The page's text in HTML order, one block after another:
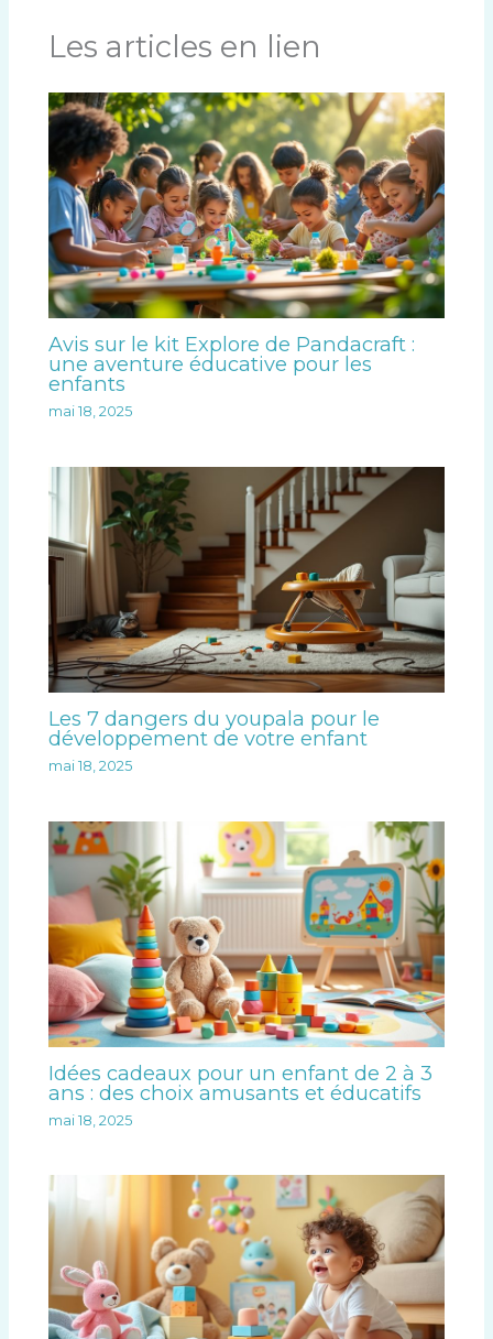
Les articles en lien
Avis sur le kit Explore de Pandacraft :
une aventure éducative pour les
enfants
mai 18, 2025
Les 7 dangers du youpala pour le
développement de votre enfant
mai 18, 2025
Idées cadeaux pour un enfant de 2 à 3
ans : des choix amusants et éducatifs
mai 18, 2025